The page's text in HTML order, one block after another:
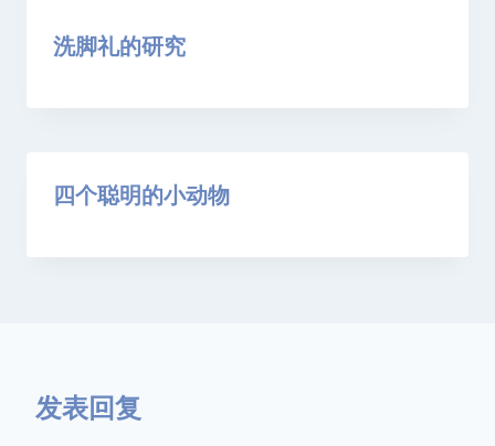
洗脚礼的研究
四个聪明的小动物
发表回复